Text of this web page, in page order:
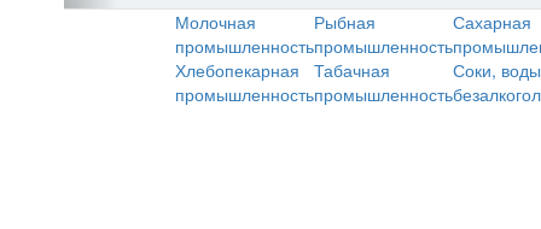
Молочная
промышленность
Рыбная
промышленность
Сахарная
Хлебопекарная
промышленность
Табачная
промышленность
Соки,